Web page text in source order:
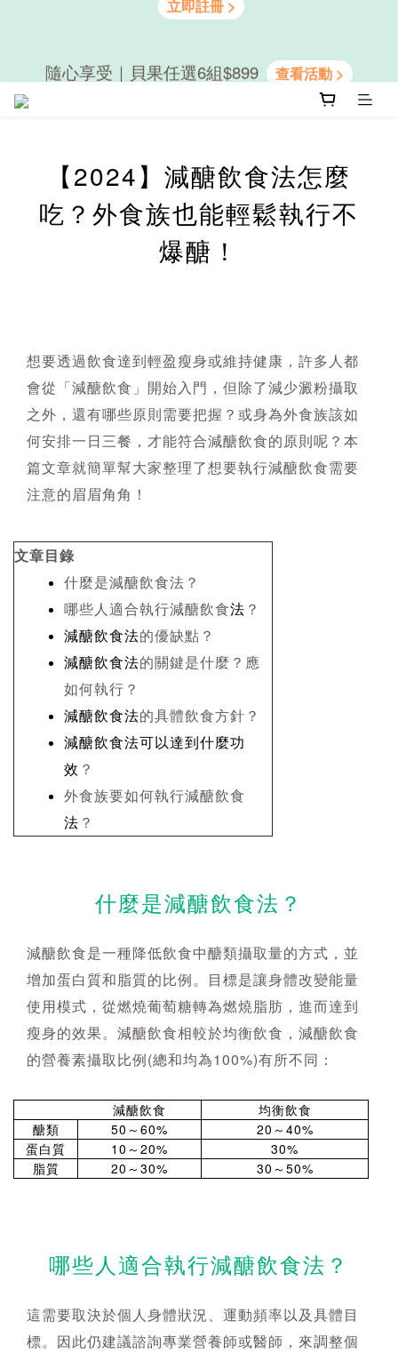
【2024】減醣飲食法怎麼
吃？外食族也能輕鬆執行不
爆醣！
想要透過飲食達到輕盈瘦身或維持健康，許多人都
會從「減醣飲食」開始入門，但除了減少澱粉攝取
之外，還有哪些原則需要把握？或身為外食族該如
何安排一日三餐，才能符合減醣飲食的原則呢？本
篇文章就簡單幫大家整理了想要執行減醣飲食需要
注意的眉眉角角！
文章目錄
什麼是減醣飲食法？
哪些人適合執行減醣飲食法 ？
減醣飲食法的優缺點？
減醣飲食法的關鍵是什麼？應
如何執行？
減醣飲食法的具體飲食方針？
減醣飲食法可以達到什麼功
效 ？
外食族要如何執行減醣飲食
法 ？
什麼是減醣飲食法？
減醣飲食是一種降低飲食中醣類攝取量的方式，並
增加蛋白質和脂質的比例。目標是讓身體改變能量
使用模式，從燃燒葡萄糖轉為燃燒脂肪，進而達到
瘦身的效果。減醣飲食相較於均衡飲食，減醣飲食
的營養素攝取比例(總和均為100%)有所不同：
減醣飲食
均衡飲食
醣類
50～60%
20～40%
蛋白質
10～20%
30%
脂質
20～30% 30～50%
哪些人適合執行減醣飲食法？
這需要取決於個人身體狀況、運動頻率以及具體目
標。因此仍建議諮詢專業營養師或醫師，來調整個